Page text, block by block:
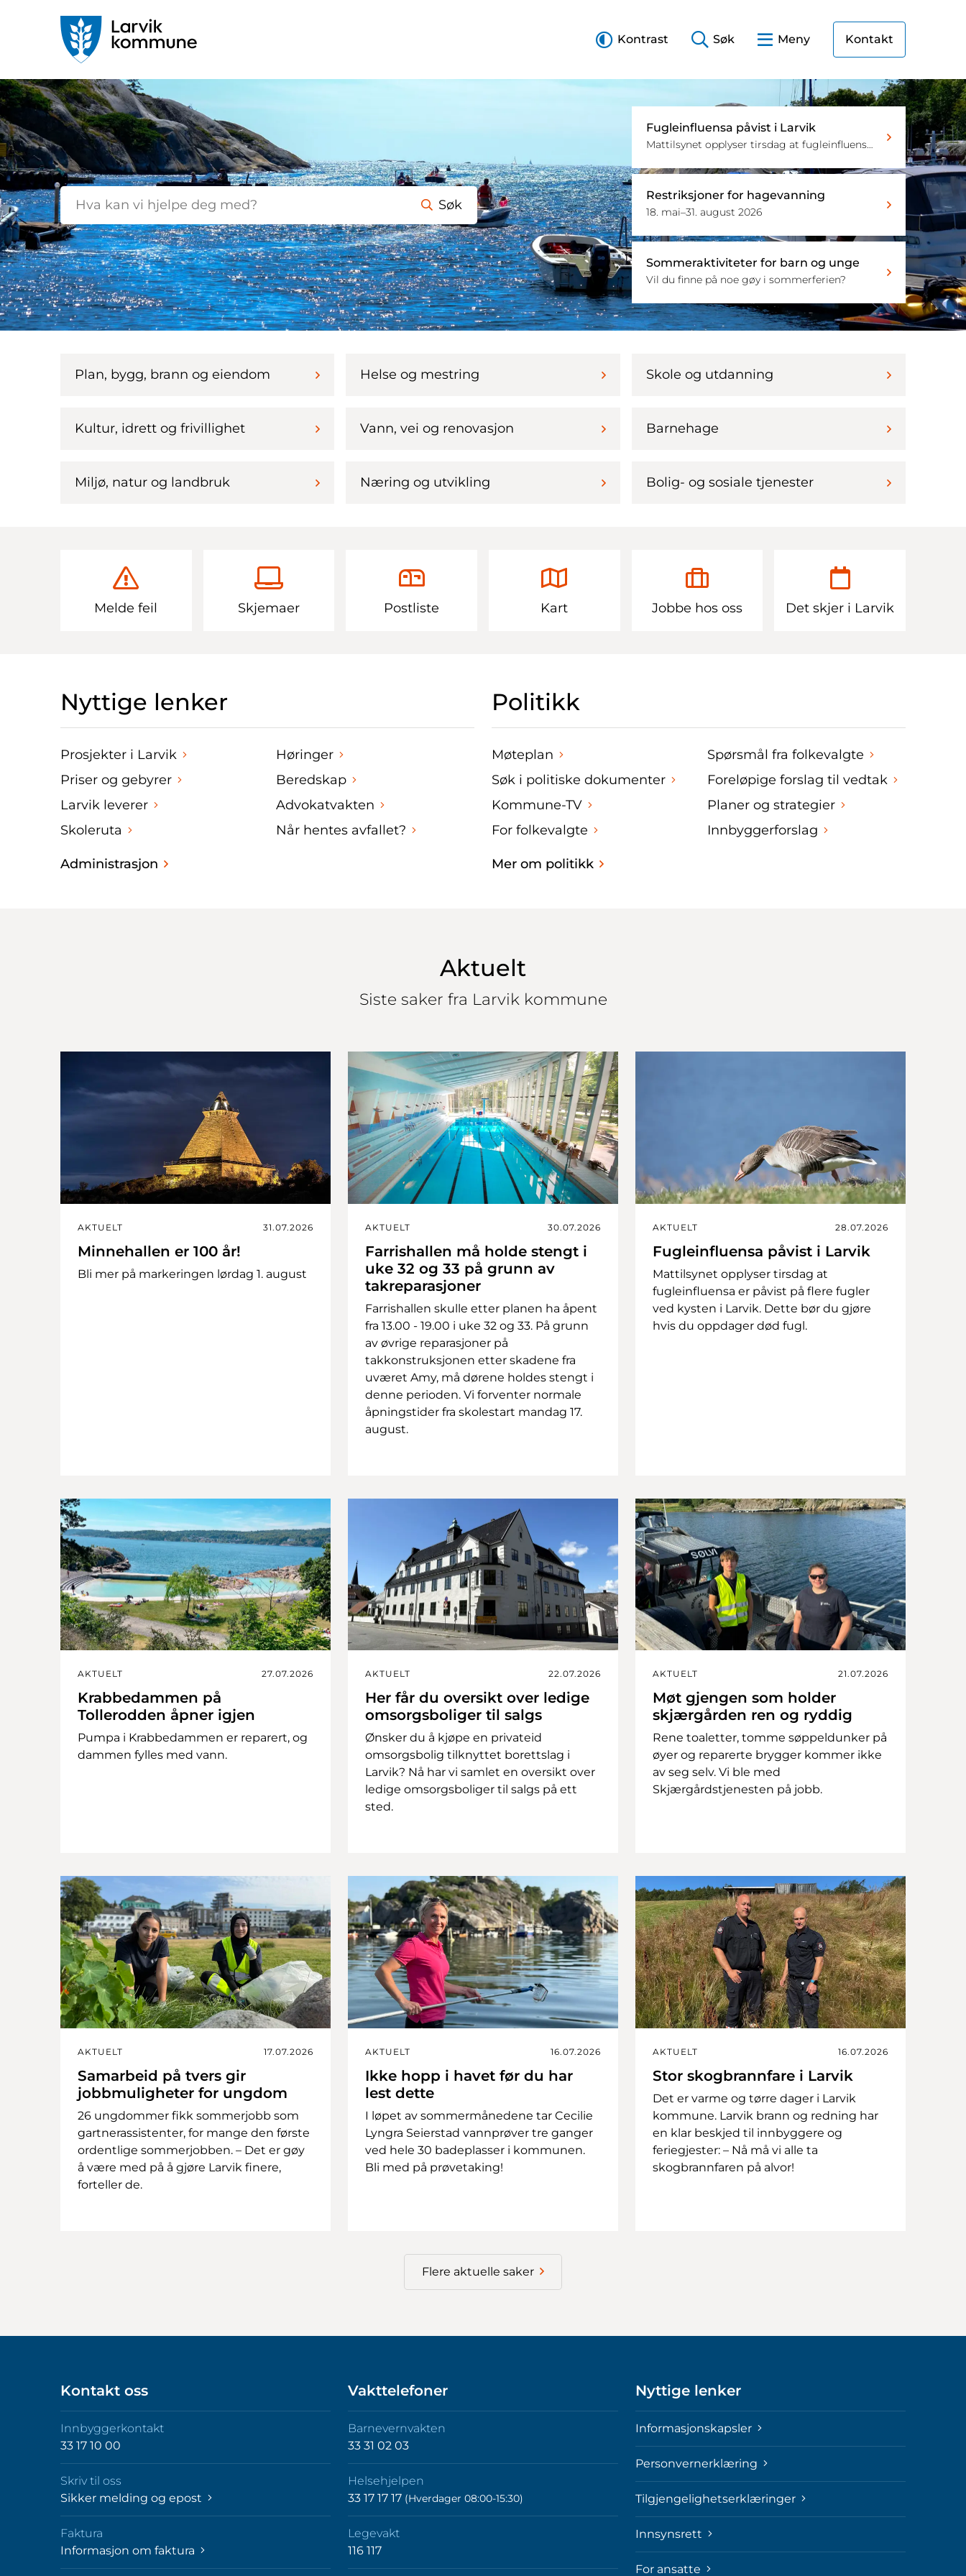
Kontrast Søk Meny Kontakt
Søk
Fugleinfluensa påvist i Larvik
Mattilsynet opplyser tirsdag at fugleinfluensa er påvist på flere fugler ved kysten i Larvik. Dette bør du gjøre hvis du oppdager død fugl.
Restriksjoner for hagevanning
18. mai–31. august 2026
Sommeraktiviteter for barn og unge
Vil du finne på noe gøy i sommerferien?
Plan, bygg, brann og eiendom Helse og mestring Skole og utdanning
Kultur, idrett og frivillighet Vann, vei og renovasjon Barnehage
Miljø, natur og landbruk Næring og utvikling Bolig- og sosiale tjenester
Melde feil Skjemaer Postliste Kart Jobbe hos oss Det skjer i Larvik
Nyttige lenker
Prosjekter i Larvik
Priser og gebyrer
Larvik leverer
Skoleruta
Høringer
Beredskap
Advokatvakten
Når hentes avfallet?
Administrasjon
Politikk
Møteplan
Søk i politiske dokumenter
Kommune-TV
For folkevalgte
Spørsmål fra folkevalgte
Foreløpige forslag til vedtak
Planer og strategier
Innbyggerforslag
Mer om politikk
Aktuelt
Siste saker fra Larvik kommune
AKTUELT 31.07.2026
Minnehallen er 100 år!
Bli mer på markeringen lørdag 1. august
AKTUELT 30.07.2026
Farrishallen må holde stengt i
uke 32 og 33 på grunn av
takreparasjoner
Farrishallen skulle etter planen ha åpent
fra 13.00 - 19.00 i uke 32 og 33. På grunn
av øvrige reparasjoner på
takkonstruksjonen etter skadene fra
uværet Amy, må dørene holdes stengt i
denne perioden. Vi forventer normale
åpningstider fra skolestart mandag 17.
august.
AKTUELT 28.07.2026
Fugleinfluensa påvist i Larvik
Mattilsynet opplyser tirsdag at
fugleinfluensa er påvist på flere fugler
ved kysten i Larvik. Dette bør du gjøre
hvis du oppdager død fugl.
AKTUELT 27.07.2026
Krabbedammen på
Tollerodden åpner igjen
Pumpa i Krabbedammen er reparert, og
dammen fylles med vann.
AKTUELT 22.07.2026
Her får du oversikt over ledige
omsorgsboliger til salgs
Ønsker du å kjøpe en privateid
omsorgsbolig tilknyttet borettslag i
Larvik? Nå har vi samlet en oversikt over
ledige omsorgsboliger til salgs på ett
sted.
AKTUELT 21.07.2026
Møt gjengen som holder
skjærgården ren og ryddig
Rene toaletter, tomme søppeldunker på
øyer og reparerte brygger kommer ikke
av seg selv. Vi ble med
Skjærgårdstjenesten på jobb.
AKTUELT 17.07.2026
Samarbeid på tvers gir
jobbmuligheter for ungdom
26 ungdommer fikk sommerjobb som
gartnerassistenter, for mange den første
ordentlige sommerjobben. – Det er gøy
å være med på å gjøre Larvik finere,
forteller de.
AKTUELT 16.07.2026
Ikke hopp i havet før du har
lest dette
I løpet av sommermånedene tar Cecilie
Lyngra Seierstad vannprøver tre ganger
ved hele 30 badeplasser i kommunen.
Bli med på prøvetaking!
AKTUELT 16.07.2026
Stor skogbrannfare i Larvik
Det er varme og tørre dager i Larvik
kommune. Larvik brann og redning har
en klar beskjed til innbyggere og
feriegjester: – Nå må vi alle ta
skogbrannfaren på alvor!
Flere aktuelle saker
Kontakt oss
Innbyggerkontakt
33 17 10 00
Skriv til oss
Sikker melding og epost
Faktura
Informasjon om faktura
Vakttelefoner
Barnevernvakten
33 31 02 03
Helsehjelpen
33 17 17 17 (Hverdager 08:00-15:30)
Legevakt
116 117
Nyttige lenker
Informasjonskapsler
Personvernerklæring
Tilgjengelighetserklæringer
Innsynsrett
For ansatte